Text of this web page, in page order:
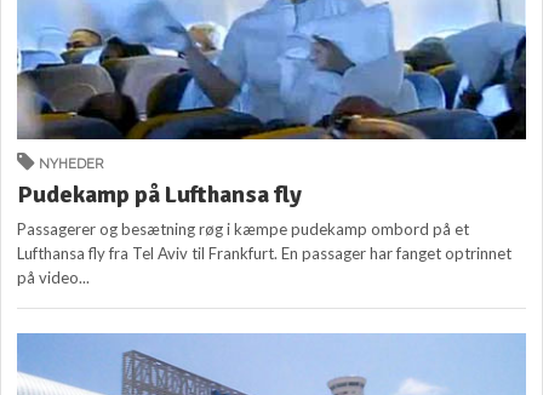
NYHEDER
Pudekamp på Lufthansa fly
Passagerer og besætning røg i kæmpe pudekamp ombord på et
Lufthansa fly fra Tel Aviv til Frankfurt. En passager har fanget optrinnet
på video...